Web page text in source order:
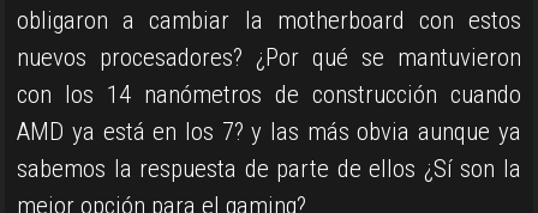
obligaron a cambiar la motherboard con estos
nuevos procesadores? ¿Por qué se mantuvieron
con los 14 nanómetros de construcción cuando
AMD ya está en los 7? y las más obvia aunque ya
sabemos la respuesta de parte de ellos ¿Sí son la
mejor opción para el gaming?